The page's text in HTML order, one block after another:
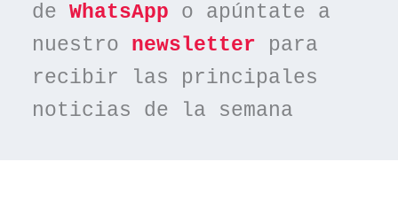
de WhatsApp o apúntate a
nuestro newsletter para
recibir las principales
noticias de la semana